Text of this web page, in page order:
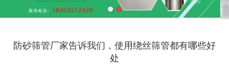
防砂筛管厂家告诉我们，使用绕丝筛管都有哪些好
处